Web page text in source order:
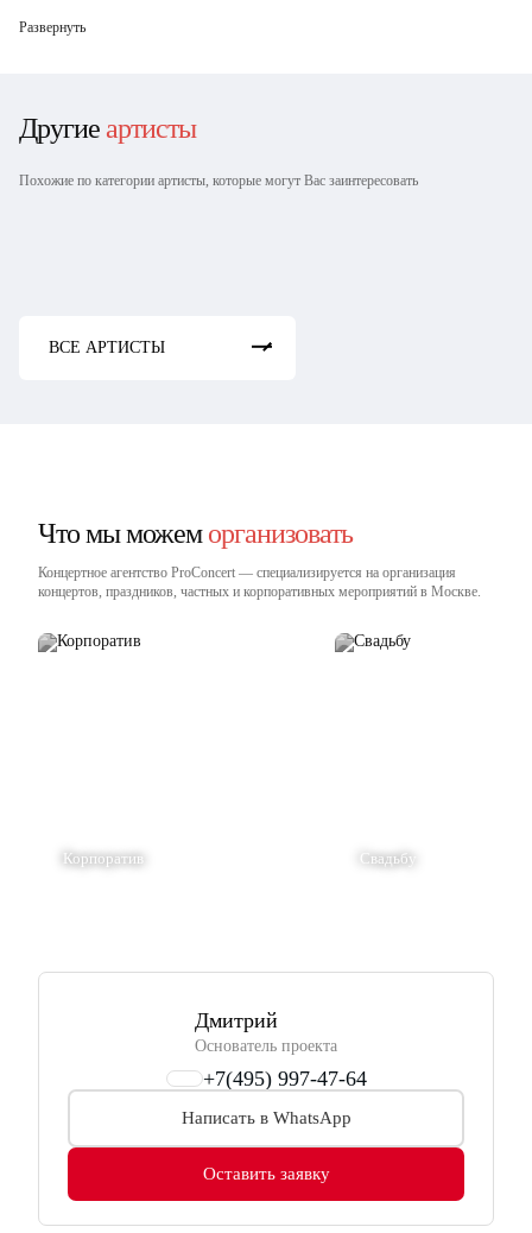
Развернуть
Другие артисты
Похожие по категории артисты, которые могут Вас заинтересовать
ВСЕ АРТИСТЫ
Что мы можеморганизовать
Концертное агентство ProConcert — cпециализируется на организация
концертов, праздников, частных и корпоративных мероприятий в Москве.
Корпоратив Свадьбу
Дмитрий
Основатель проекта
+7(495) 997-47-64
Написать в WhatsApp
Оставить заявку